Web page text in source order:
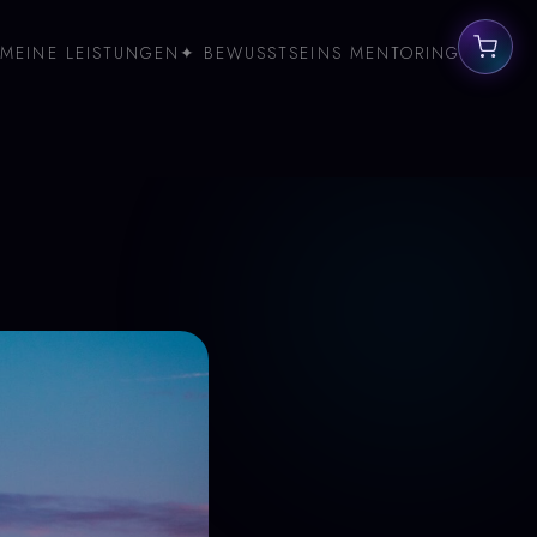
LEISTUNGEN ✦ BEWUSSTSEINS MENTORING